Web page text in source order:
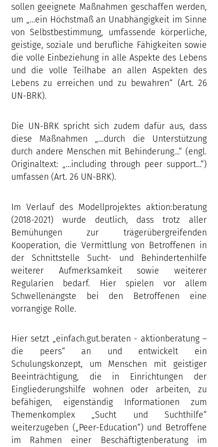
sollen geeignete Maßnahmen geschaffen werden,
um „…ein Höchstmaß an Unabhängigkeit im Sinne
von Selbstbestimmung, umfassende körperliche,
geistige, soziale und berufliche Fähigkeiten sowie
die volle Einbeziehung in alle Aspekte des Lebens
und die volle Teilhabe an allen Aspekten des
Lebens zu erreichen und zu bewahren“ (Art. 26
UN-BRK).
Die UN-BRK spricht sich zudem dafür aus, dass
diese Maßnahmen „…durch die Unterstützung
durch andere Menschen mit Behinderung…“ (engl.
Originaltext: „…including through peer support…“)
umfassen (Art. 26 UN-BRK).
Im Verlauf des Modellprojektes aktion:beratung
(2018-2021) wurde deutlich, dass trotz aller
Bemühungen zur trägerübergreifenden
Kooperation, die Vermittlung von Betroffenen in
der Schnittstelle Sucht- und Behindertenhilfe
weiterer Aufmerksamkeit sowie weiterer
Regularien bedarf. Hier spielen vor allem
Schwellenängste bei den Betroffenen eine
vorrangige Rolle.
Hier setzt „einfach.gut.beraten - aktionberatung –
die peers“ an und entwickelt ein
Schulungskonzept, um Menschen mit geistiger
Beeinträchtigung, die in Einrichtungen der
Eingliederungshilfe wohnen oder arbeiten, zu
befähigen, eigenständig Informationen zum
Themenkomplex „Sucht und Suchthilfe“
weiterzugeben („Peer-Education“) und Betroffene
im Rahmen einer Beschäftigtenberatung im